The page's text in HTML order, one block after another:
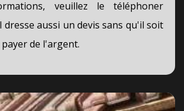
veuillez le téléphoner
dresse aussi un devis sans qu'il soit
de l'argent.